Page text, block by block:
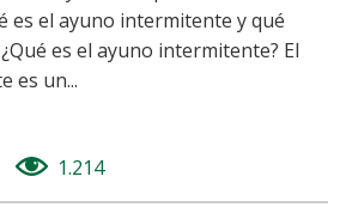
es el ayuno intermitente y qué
es el ayuno intermitente? El
es un...
Linkedin
share
1.214views